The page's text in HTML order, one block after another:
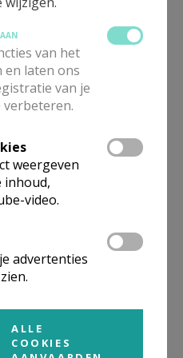
jihadist op het
vroeg aan Colum
tekenen, dat begint met
toon: dit wordt geen
de herinnering aan
houden, maar een
vergeving. Je voelt de
uit het
laatste brief van James
ten aanzien van
ons er ook van te
AAN
van het
en laten ons
van je
weergeven
inhoud,
video.
advertenties
ALLE
COOKIES